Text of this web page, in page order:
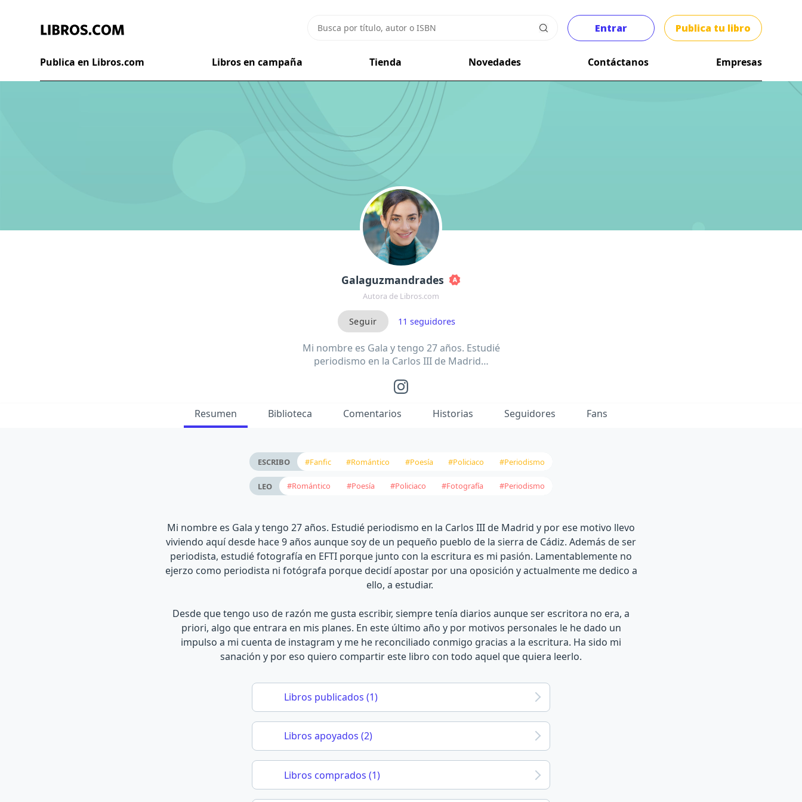
Entrar Publica tu libro
Publica en Libros.com Libros en campaña Tienda Novedades Contáctanos Empresas
Galaguzmandrades
Autora de Libros.com
11 seguidores
Mi nombre es Gala y tengo 27 años. Estudié
periodismo en la Carlos III de Madrid…
Resumen Biblioteca Comentarios Historias Seguidores Fans
ESCRIBO #Fanfic #Romántico #Poesía #Policiaco #Periodismo
LEO #Romántico #Poesía #Policiaco #Fotografía #Periodismo
Mi nombre es Gala y tengo 27 años. Estudié periodismo en la Carlos III de Madrid y por ese motivo llevo
viviendo aquí desde hace 9 años aunque soy de un pequeño pueblo de la sierra de Cádiz. Además de ser
periodista, estudié fotografía en EFTI porque junto con la escritura es mi pasión. Lamentablemente no
ejerzo como periodista ni fotógrafa porque decidí apostar por una oposición y actualmente me dedico a
ello, a estudiar.
Desde que tengo uso de razón me gusta escribir, siempre tenía diarios aunque ser escritora no era, a
priori, algo que entrara en mis planes. En este último año y por motivos personales le he dado un
impulso a mi cuenta de instagram y me he reconciliado conmigo gracias a la escritura. Ha sido mi
sanación y por eso quiero compartir este libro con todo aquel que quiera leerlo.
Libros publicados (1)
Libros apoyados (2)
Libros comprados (1)